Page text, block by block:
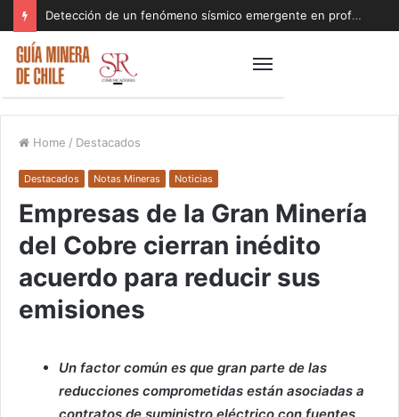
Detección de un fenómeno sísmico emergente en profundidad con riesgos diferentes a los conocidos paraliza Andes Norte
Home / Destacados
Destacados Notas Mineras Noticias
Empresas de la Gran Minería
del Cobre cierran inédito
acuerdo para reducir sus
emisiones
Un factor común es que gran parte de las
reducciones comprometidas están asociadas a